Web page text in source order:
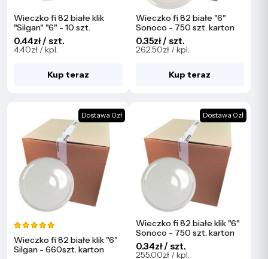
Wieczko fi 82 białe klik
"Silgan" "6" - 10 szt.
0.44zł / szt.
4.40zł / kpl.
Kup teraz
Wieczko fi 82 białe "6"
Sonoco - 750 szt. karton
0.35zł / szt.
262.50zł / kpl.
Kup teraz
Dostawa 0zł
Wieczko fi 82 białe klik "6"
Silgan - 660szt. karton
Dostawa 0zł
Wieczko fi 82 białe klik "6"
Sonoco - 750 szt. karton
0.34zł / szt.
255.00zł / kpl.